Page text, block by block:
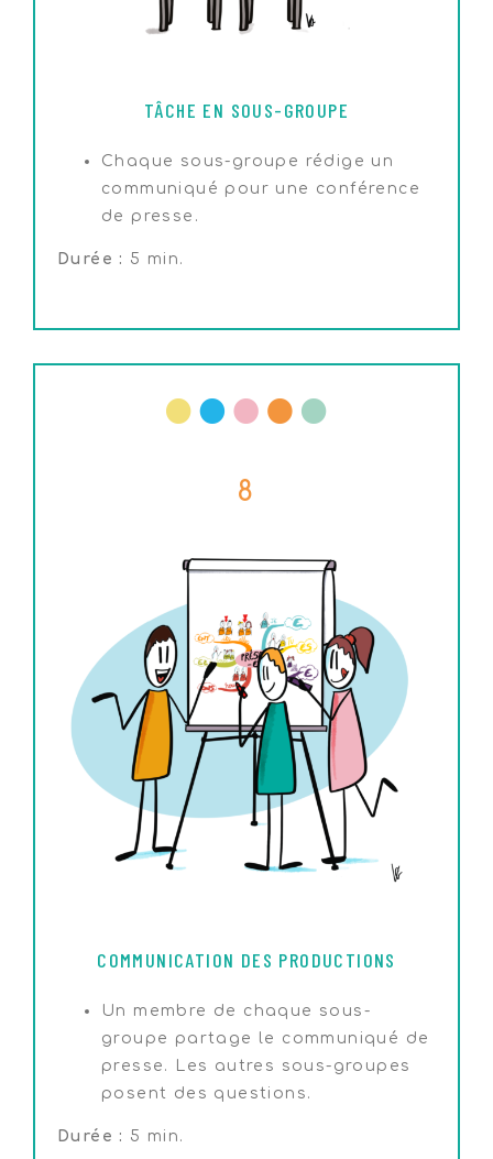
TÂCHE EN SOUS-GROUPE
Chaque sous-groupe rédige un
communiqué pour une conférence
de presse.
Durée : 5 min.
8
COMMUNICATION DES PRODUCTIONS
Un membre de chaque sous-
groupe partage le communiqué de
presse. Les autres sous-groupes
posent des questions.
Durée : 5 min.